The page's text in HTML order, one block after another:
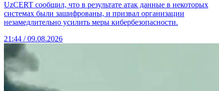
UzCERT сообщил, что в результате атак данные в некоторых
системах были зашифрованы, и призвал организации
незамедлительно усилить меры кибербезопасности.
21:44 / 09.08.2026